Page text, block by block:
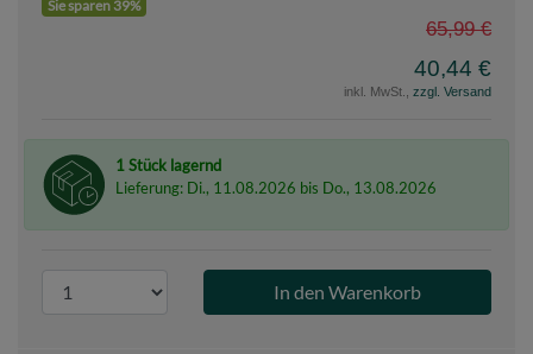
Sie sparen 39%
65,99 €
40,44 €
inkl. MwSt., zzgl. Versand
1 Stück lagernd
Lieferung: Di., 11.08.2026 bis Do., 13.08.2026
r